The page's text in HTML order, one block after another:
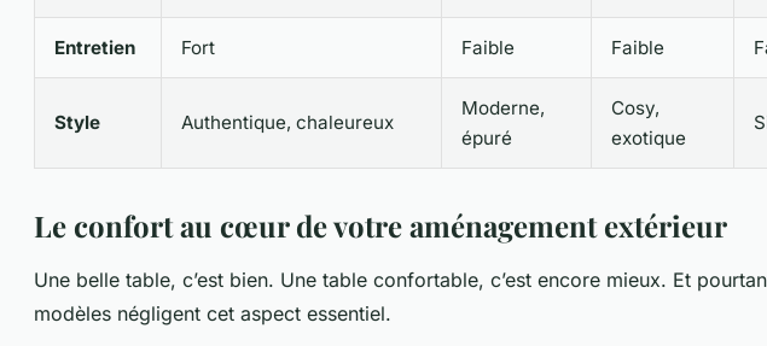
Entretien Fort Faible Faible
Style Authentique, chaleureux
Moderne,
épuré
Cosy,
exotique
Le confort au cœur de votre aménagement extérieur
Une belle table, c’est bien. Une table confortable, c’est encore mieux. Et
modèles négligent cet aspect essentiel.